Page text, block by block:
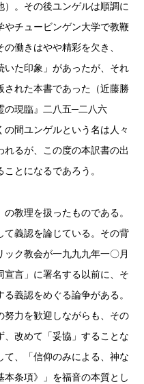
。その後ユンゲルは順調に
やチュービンゲン大学で教鞭
働きはやや精彩を欠き、
いた印象」があったが、それ
された本書であった（近藤勝
の現臨』二八五─二八六
間ユンゲルという名は人々
るが、この度の本訳書の出
とになるであろう。
教理を扱ったものである。
て義認を論じている。その背
ク教会が一九九九年一〇月
宣言」に署名する以前に、そ
義認をめぐる論争がある。
努力を歓迎しながらも、その
、改めて「妥協」することな
て、「信仰のみによる、神な
本条項》」を福音の本質とし